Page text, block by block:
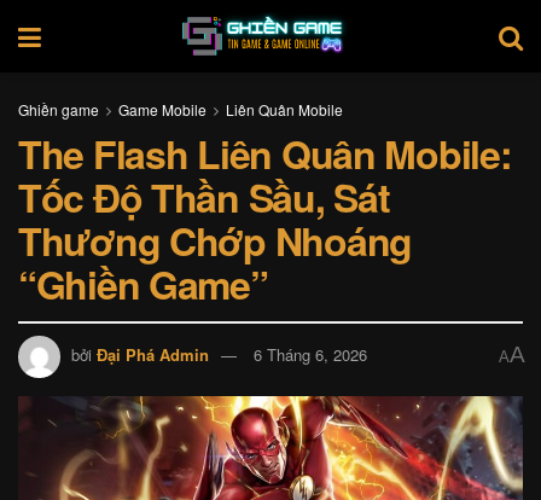
Ghiền game Game Mobile Liên Quân Mobile
The Flash Liên Quân Mobile:
Tốc Độ Thần Sầu, Sát
Thương Chớp Nhoáng
“Ghiền Game”
bởi Đại Phá Admin 6 Tháng 6, 2026 AA